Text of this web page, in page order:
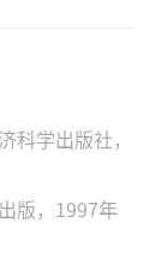
学出版社，
版，1997年